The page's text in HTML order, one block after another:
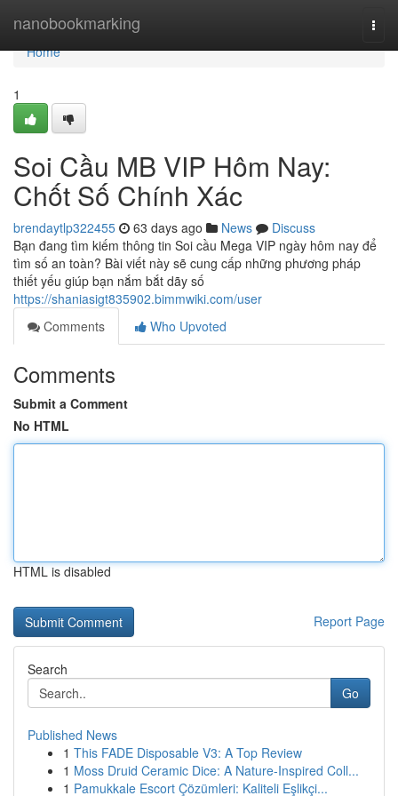
nanobookmarking
Home
Home
1
Soi Cầu MB VIP Hôm Nay:
Chốt Số Chính Xác
brendaytlp322455 63 days ago News
Discuss
Bạn đang tìm kiếm thông tin Soi cầu Mega VIP ngày hôm nay để
tìm số an toàn? Bài viết này sẽ cung cấp những phương pháp
thiết yếu giúp bạn nắm bắt dãy số
https://shaniasigt835902.bimmwiki.com/user
Comments
Who Upvoted
Comments
Submit a Comment
No HTML
HTML is disabled
Report Page
Search
Go
Published News
1 This FADE Disposable V3: A Top Review
1 Moss Druid Ceramic Dice: A Nature-Inspired Coll...
1 Pamukkale Escort Çözümleri: Kaliteli Eşlikçi...